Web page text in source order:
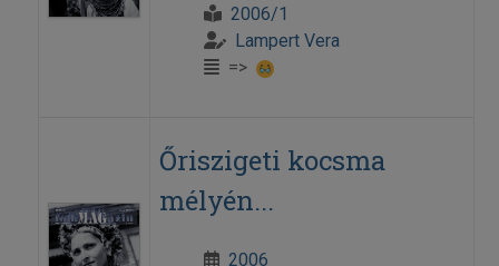
2006/1
Lampert Vera
=>
Őriszigeti kocsma
mélyén...
2006